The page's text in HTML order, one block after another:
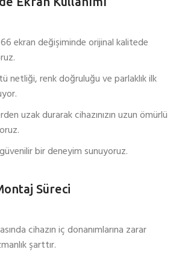
ekran değişiminde orijinal kalitede
netliği, renk doğruluğu ve parlaklık ilk
uzak durarak cihazınızın uzun ömürlü
bir deneyim sunuyoruz.
Süreci
cihazın iç donanımlarına zarar
şarttır.